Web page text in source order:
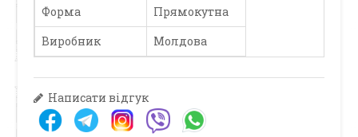
Форма
Прямокутна
Виробник
Молдова
Написати відгук